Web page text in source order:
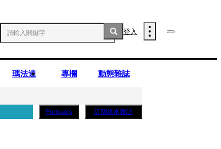
登入
瑪法達 專欄 動態雜誌
Podcasts 訂閱紙本雜誌